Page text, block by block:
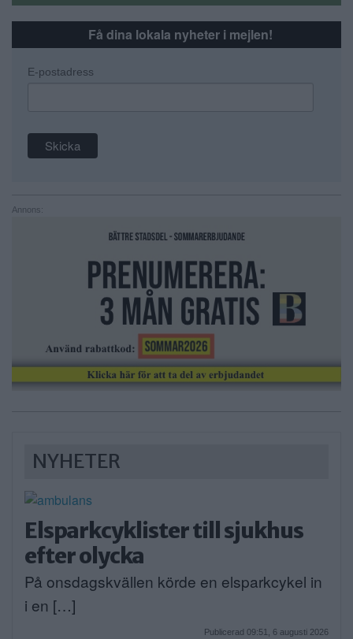
Få dina lokala nyheter i mejlen!
E-postadress
Annons:
NYHETER
Elsparkcyklister till sjukhus
efter olycka
På onsdagskvällen körde en elsparkcykel in
i en […]
Publicerad 09:51, 6 augusti 2026